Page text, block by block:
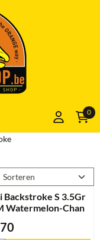
0
Sorteermethode
Backstroke S 3.5Gr
Watermelon-Chan